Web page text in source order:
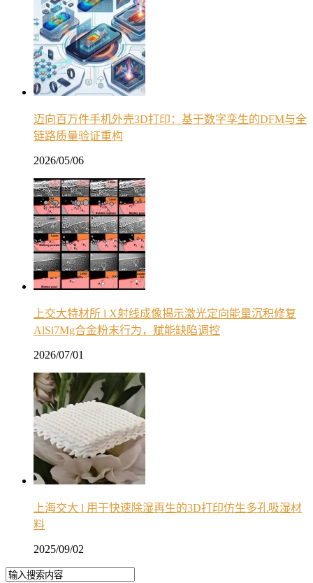
迈向百万件手机外壳3D打印：基于数字孪生的DFM与全
链路质量验证重构
2026/05/06
上交大特材所 l X射线成像揭示激光定向能量沉积修复
AlSi7Mg合金粉末行为，赋能缺陷调控
2026/07/01
上海交大 l 用于快速除湿再生的3D打印仿生多孔吸湿材
料
2025/09/02